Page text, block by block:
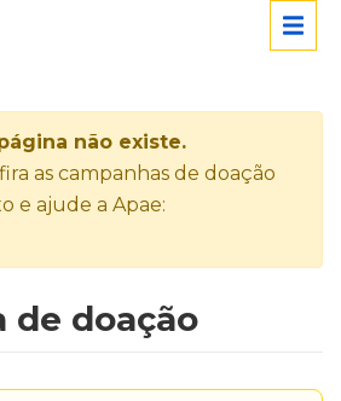
não existe.
as campanhas de doação
e ajude a Apae:
de doação